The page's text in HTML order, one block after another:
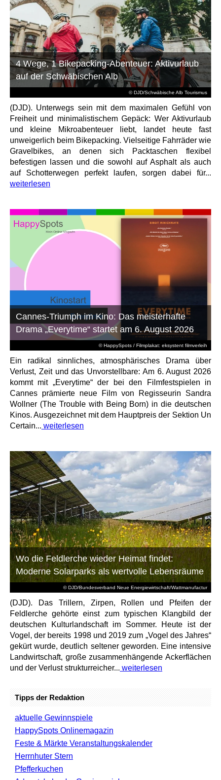
© DJD/Schwäbische Alb Tourismus
4 Wege, 1 Bikepacking-Abenteuer: Aktivurlaub
auf der Schwäbischen Alb
(DJD). Unterwegs sein mit dem maximalen Gefühl von
Freiheit und minimalistischem Gepäck: Wer Aktivurlaub
und kleine Mikroabenteuer liebt, landet heute fast
unweigerlich beim Bikepacking. Vielseitige Fahrräder wie
Gravelbikes, an denen sich Packtaschen flexibel
befestigen lassen und die sowohl auf Asphalt als auch
auf Schotterwegen perfekt laufen, sorgen dabei für...
weiterlesen
© HappySpots / Filmplakat: eksystent filmverleih
Cannes-Triumph im Kino: Das meisterhafte
Drama „Everytime“ startet am 6. August 2026
Ein radikal sinnliches, atmosphärisches Drama über
Verlust, Zeit und das Unvorstellbare: Am 6. August 2026
kommt mit „Everytime“ der bei den Filmfestspielen in
Cannes prämierte neue Film von Regisseurin Sandra
Wollner (The Trouble with Being Born) in die deutschen
Kinos. Ausgezeichnet mit dem Hauptpreis der Sektion Un
Certain... weiterlesen
© DJD/Bundesverband Neue Energiewirtschaft/Wattmanufactur
Wo die Feldlerche wieder Heimat findet:
Moderne Solarparks als wertvolle Lebensräume
(DJD). Das Trillern, Zirpen, Rollen und Pfeifen der
Feldlerche gehörte einst zum typischen Klangbild der
deutschen Kulturlandschaft im Sommer. Heute ist der
Vogel, der bereits 1998 und 2019 zum „Vogel des Jahres“
gekürt wurde, deutlich seltener geworden. Eine intensive
Landwirtschaft, große zusammenhängende Ackerflächen
und der Verlust strukturreicher... weiterlesen
Tipps der Redaktion
aktuelle Gewinnspiele
HappySpots Onlinemagazin
Feste & Märkte Veranstaltungskalender
Herrnhuter Stern
Pfefferkuchen